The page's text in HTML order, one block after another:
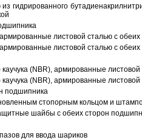
гидрированного
листовой сталью с
листовой сталью с
(NBR), армированные
(NBR), армированные
подшипника
стопорным кольцом и
шайбы с обеих сторон
для ввода шариков